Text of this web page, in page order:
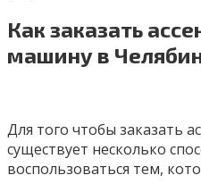
Как заказать
машину в
Для того чтобы заказать
существует несколько
воспользоваться тем,